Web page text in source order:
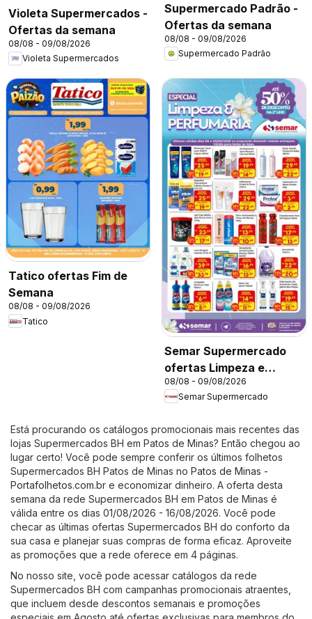
Violeta Supermercados -
Ofertas da semana
08/08 - 09/08/2026
Violeta Supermercados
Supermercado Padrão -
Ofertas da semana
08/08 - 09/08/2026
Supermercado Padrão
Tatico ofertas Fim de
Semana
08/08 - 09/08/2026
Tatico
Semar Supermercado
ofertas Limpeza e
Perfumaria
08/08 - 09/08/2026
Semar Supermercado
Está procurando os catálogos promocionais mais recentes das
lojas Supermercados BH em Patos de Minas? Então chegou ao
lugar certo! Você pode sempre conferir os últimos folhetos
Supermercados BH Patos de Minas no Patos de Minas -
Portafolhetos.com.br e economizar dinheiro. A oferta desta
semana da rede Supermercados BH em Patos de Minas é
válida entre os dias 01/08/2026 - 16/08/2026. Você pode
checar as últimas ofertas Supermercados BH do conforto da
sua casa e planejar suas compras de forma eficaz. Aproveite
as promoções que a rede oferece em 4 páginas.
No nosso site, você pode acessar catálogos da rede
Supermercados BH com campanhas promocionais atraentes,
que incluem desde descontos semanais e promoções